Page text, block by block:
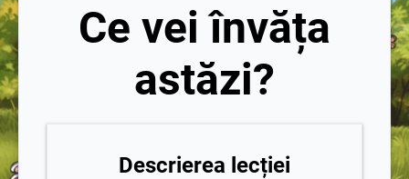
Ce vei învăța
astăzi?
Descrierea lecției